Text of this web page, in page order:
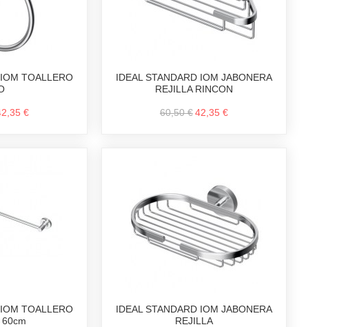
TOALLERO
€
IDEAL STANDARD IOM JABONERA
REJILLA RINCON
60,50 €42,35 €
TOALLERO
60cm
IDEAL STANDARD IOM JABONERA
REJILLA